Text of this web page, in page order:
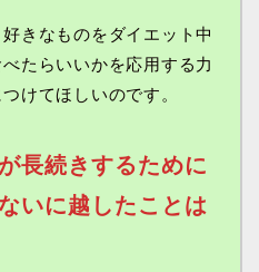
きなものをダイエット中
たらいいかを応用する力
けてほしいのです。
長続きするために
いに越したことは